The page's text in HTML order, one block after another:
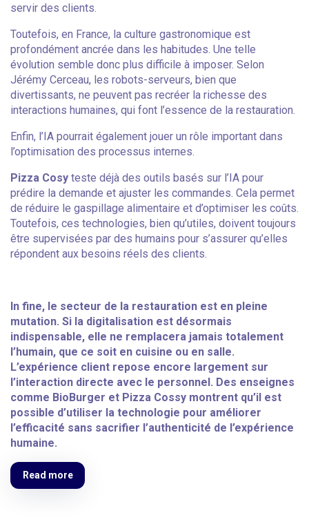
servir des clients.
Toutefois, en France, la culture gastronomique est
profondément ancrée dans les habitudes. Une telle
évolution semble donc plus difficile à imposer. Selon
Jérémy Cerceau, les robots-serveurs, bien que
divertissants, ne peuvent pas recréer la richesse des
interactions humaines, qui font l’essence de la restauration.
Enfin, l’IA pourrait également jouer un rôle important dans
l’optimisation des processus internes.
Pizza Cosy teste déjà des outils basés sur l’IA pour
prédire la demande et ajuster les commandes. Cela permet
de réduire le gaspillage alimentaire et d’optimiser les coûts.
Toutefois, ces technologies, bien qu’utiles, doivent toujours
être supervisées par des humains pour s’assurer qu’elles
répondent aux besoins réels des clients.
In fine, le secteur de la restauration est en pleine
mutation. Si la digitalisation est désormais
indispensable, elle ne remplacera jamais totalement
l’humain, que ce soit en cuisine ou en salle.
L’expérience client repose encore largement sur
l’interaction directe avec le personnel. Des enseignes
comme BioBurger et Pizza Cossy montrent qu’il est
possible d’utiliser la technologie pour améliorer
l’efficacité sans sacrifier l’authenticité de l’expérience
humaine.
Read more